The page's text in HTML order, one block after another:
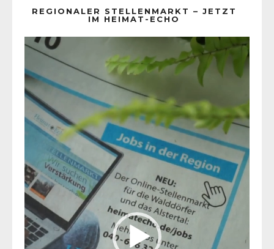
REGIONALER STELLENMARKT – JETZT
IM HEIMAT-ECHO
Player